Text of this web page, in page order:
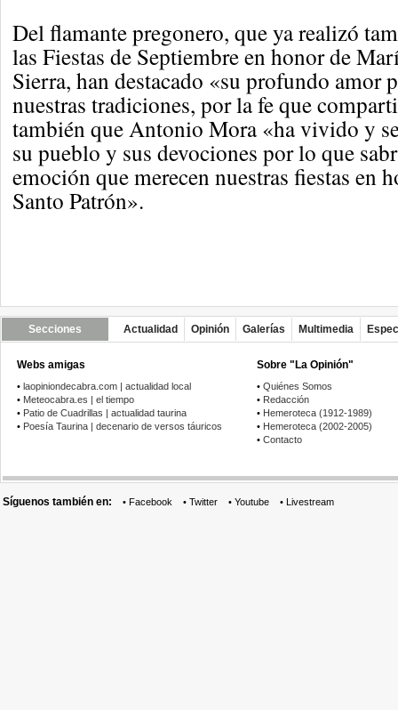
Del flamante pregonero, que ya realizó
las Fiestas de Septiembre en honor de
Sierra, han destacado «su profundo amor
nuestras tradiciones, por la fe que
también que Antonio Mora «ha vivido y
su pueblo y sus devociones por lo que
emoción que merecen nuestras fiestas en
Santo Patrón».
Secciones Actualidad Opinión Galerías Multimedia
Webs amigas
• laopiniondecabra.com | actualidad local
• Meteocabra.es | el tiempo
• Patio de Cuadrillas | actualidad taurina
• Poesía Taurina | decenario de versos táuricos
Sobre "La Opinión"
• Quiénes Somos
• Redacción
• Hemeroteca (1912-1989)
• Hemeroteca (2002-2005)
• Contacto
Síguenos también en: • Facebook • Twitter • Youtube • Livestream